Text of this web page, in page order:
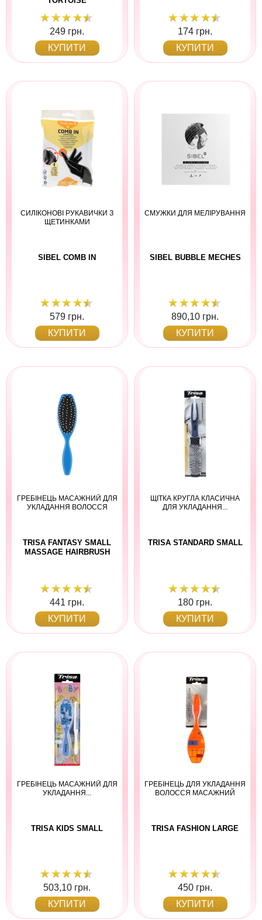
249 грн.
КУПИТИ
174 грн.
КУПИТИ
СИЛІКОНОВІ РУКАВИЧКИ З
ЩЕТИНКАМИ
SIBEL COMB IN
579 грн.
КУПИТИ
СМУЖКИ ДЛЯ МЕЛІРУВАННЯ
SIBEL BUBBLE MECHES
890,10 грн.
КУПИТИ
ГРЕБІНЕЦЬ МАСАЖНИЙ ДЛЯ
УКЛАДАННЯ ВОЛОССЯ
TRISA FANTASY SMALL
MASSAGE HAIRBRUSH
441 грн.
КУПИТИ
ЩІТКА КРУГЛА КЛАСИЧНА
ДЛЯ УКЛАДАННЯ...
TRISA STANDARD SMALL
180 грн.
КУПИТИ
ГРЕБІНЕЦЬ МАСАЖНИЙ ДЛЯ
УКЛАДАННЯ...
TRISA KIDS SMALL
503,10 грн.
КУПИТИ
ГРЕБІНЕЦЬ ДЛЯ УКЛАДАННЯ
ВОЛОССЯ МАСАЖНИЙ
TRISA FASHION LARGE
450 грн.
КУПИТИ